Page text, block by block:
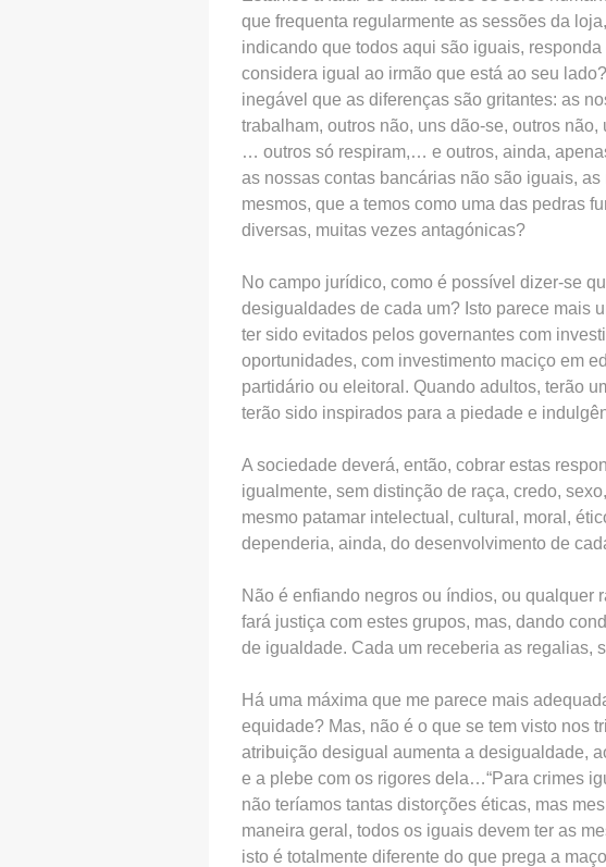
que frequenta regularmente as sessões da
indicando que todos aqui são iguais,
considera igual ao irmão que está ao seu
inegável que as diferenças são gritantes: as
trabalham, outros não, uns dão-se, outros
… outros só respiram,… e outros, ainda,
as nossas contas bancárias não são iguais,
mesmos, que a temos como uma das pedras
diversas, muitas vezes antagónicas?
No campo jurídico, como é possível dizer-se
desigualdades de cada um? Isto parece mais
ter sido evitados pelos governantes com
oportunidades, com investimento maciço em
partidário ou eleitoral. Quando adultos, terão
terão sido inspirados para a piedade e
A sociedade deverá, então, cobrar estas
igualmente, sem distinção de raça, credo,
mesmo patamar intelectual, cultural, moral,
dependeria, ainda, do desenvolvimento de
Não é enfiando negros ou índios, ou qualquer
fará justiça com estes grupos, mas, dando
de igualdade. Cada um receberia as regalias,
Há uma máxima que me parece mais
equidade? Mas, não é o que se tem visto nos
atribuição desigual aumenta a desigualdade,
e a plebe com os rigores dela…“Para crimes
não teríamos tantas distorções éticas, mas
maneira geral, todos os iguais devem ter as
isto é totalmente diferente do que prega a